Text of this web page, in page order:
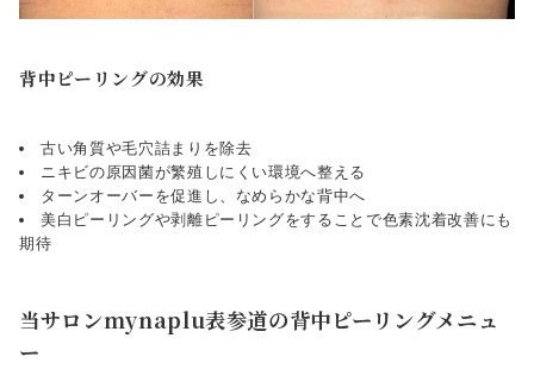
背中ピーリングの効果
古い角質や毛穴詰まりを除去
ニキビの原因菌が繁殖しにくい環境へ整える
ターンオーバーを促進し、なめらかな背中へ
美白ピーリングや剥離ピーリングをすることで色素沈着改善にも
期待
当サロンmynaplu表参道の背中ピーリングメニュ
ー